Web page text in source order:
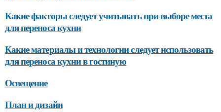
Какие факторы следует учитывать при выборе места
для переноса кухни
Какие материалы и технологии следует использовать
для переноса кухни в гостиную
Освещение
План и дизайн